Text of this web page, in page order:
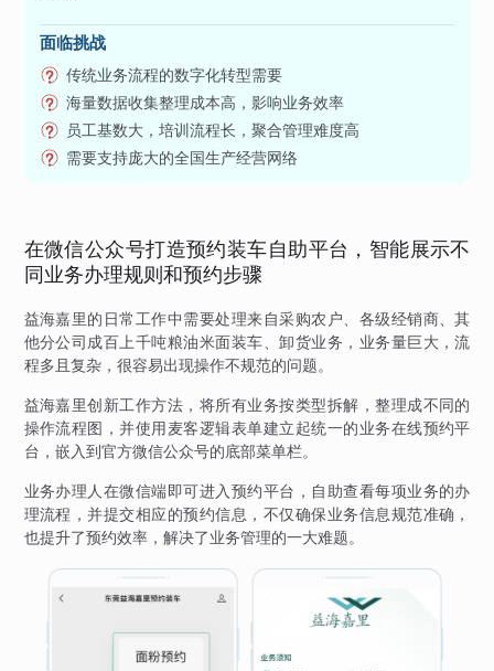
面临挑战
传统业务流程的数字化转型需要
海量数据收集整理成本高，影响业务效率
员工基数大，培训流程长，聚合管理难度高
需要支持庞大的全国生产经营网络
在微信公众号打造预约装车自助平台，智能展示不
同业务办理规则和预约步骤
益海嘉里的日常工作中需要处理来自采购农户、各级经销商、其
他分公司成百上千吨粮油米面装车、卸货业务，业务量巨大，流
程多且复杂，很容易出现操作不规范的问题。
益海嘉里创新工作方法，将所有业务按类型拆解，整理成不同的
操作流程图，并使用麦客逻辑表单建立起统一的业务在线预约平
台，嵌入到官方微信公众号的底部菜单栏。
业务办理人在微信端即可进入预约平台，自助查看每项业务的办
理流程，并提交相应的预约信息，不仅确保业务信息规范准确，
也提升了预约效率，解决了业务管理的一大难题。